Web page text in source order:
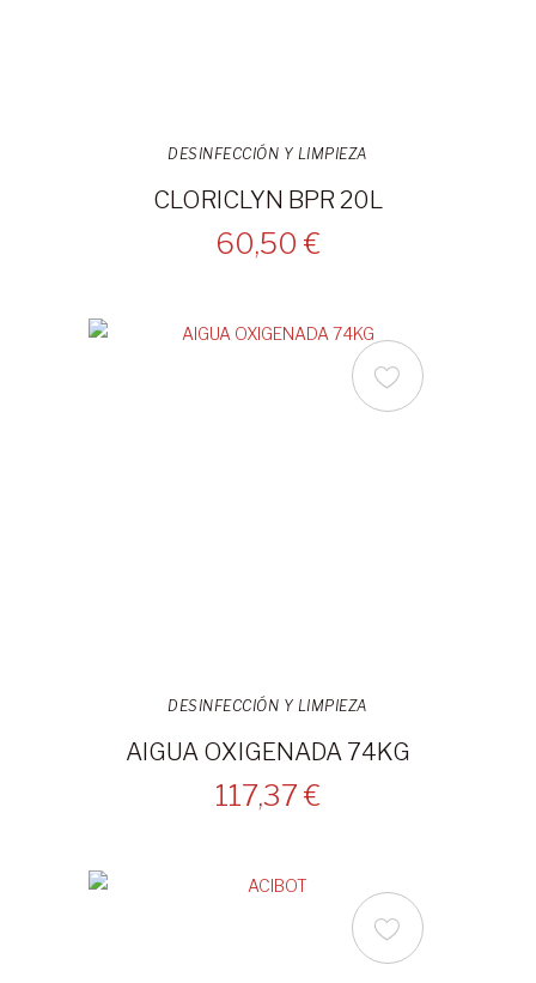
DESINFECCIÓN Y LIMPIEZA
CLORICLYN BPR 20L
60,50 €
DESINFECCIÓN Y LIMPIEZA
AIGUA OXIGENADA 74KG
117,37 €